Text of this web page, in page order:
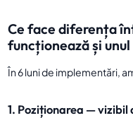
Ce face diferența
funcționează și
În 6 luni de implementări,
1. Poziționarea — vizibil